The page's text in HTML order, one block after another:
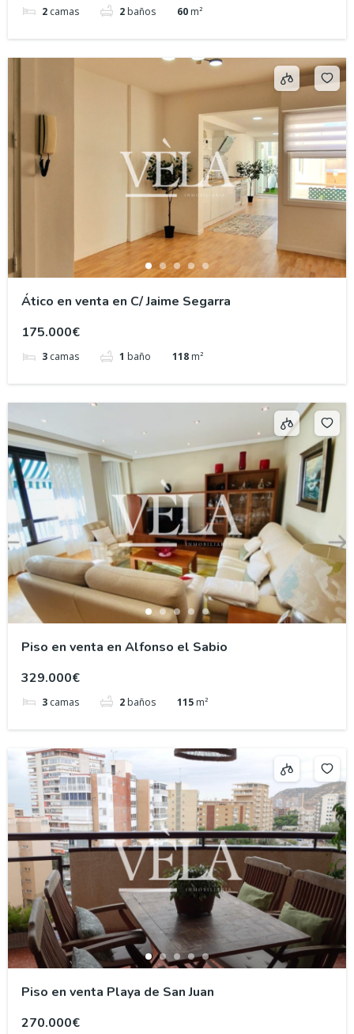
2 camas 2 baños 60 m²
Ático en venta en C/ Jaime Segarra
175.000€
3 camas 1 baño 118 m²
Piso en venta en Alfonso el Sabio
329.000€
3 camas 2 baños 115 m²
Piso en venta Playa de San Juan
270.000€